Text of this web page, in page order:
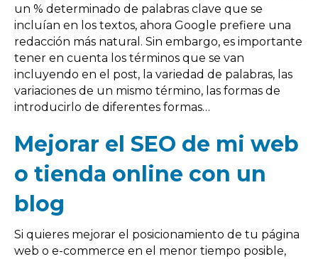
un % determinado de palabras clave que se
incluían en los textos, ahora Google prefiere una
redacción más natural. Sin embargo, es importante
tener en cuenta los términos que se van
incluyendo en el post, la variedad de palabras, las
variaciones de un mismo término, las formas de
introducirlo de diferentes formas…
Mejorar el SEO de mi web
o tienda online con un
blog
Si quieres mejorar el posicionamiento de tu página
web o e-commerce en el menor tiempo posible,